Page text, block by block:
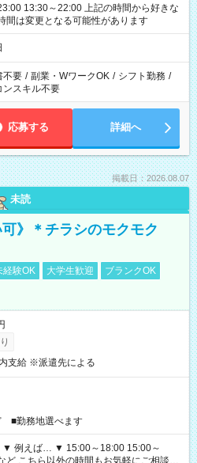
22:00 上記の時間から好きな
間は変更となる可能性があります
不要 / 副業・WワークOK / シフト勤務 /
ンスキル不要
応募する 詳細へ
掲載日：2026.08.07
未読
》＊チラシのモクモク
経験OK 大学生歓迎
ブランクOK
支給 ※派遣先による
■勤務地選べます
相談く